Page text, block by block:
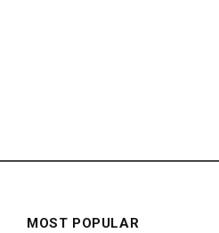
MOST POPULAR